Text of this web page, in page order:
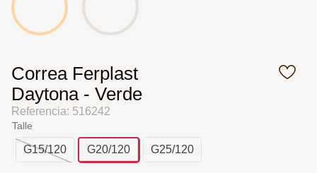
Correa Ferplast
Daytona - Verde
Referencia: 516242
Talle
G15/120 G20/120 G25/120